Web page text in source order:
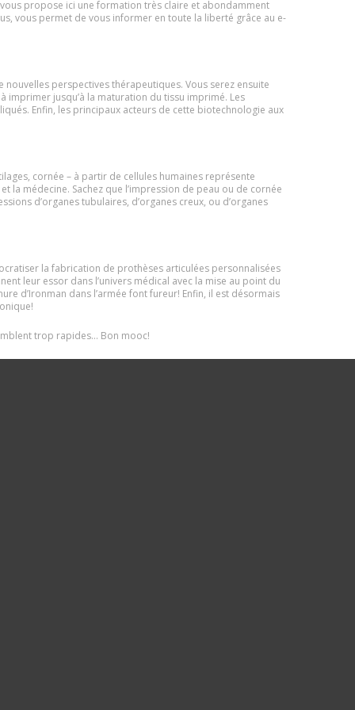
vous propose ici une formation très claire et abondamment
vous permet de vous informer en toute la liberté grâce au e-
perspectives thérapeutiques. Vous serez ensuite
imprimer jusqu’à la maturation du tissu imprimé. Les
Enfin, les principaux acteurs de cette biotechnologie aux
cornée – à partir de cellules humaines représente
la médecine. Sachez que l’impression de peau ou de cornée
d’organes tubulaires, d’organes creux, ou d’organes
la fabrication de prothèses articulées personnalisées
leur essor dans l’univers médical avec la mise au point du
d’Ironman dans l’armée font fureur! Enfin, il est désormais
trop rapides… Bon mooc!